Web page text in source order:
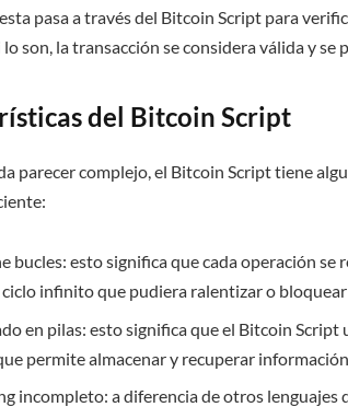
pasa a través del Bitcoin Script para
son, la transacción se considera válida y se
del Bitcoin Script
parecer complejo, el Bitcoin Script tiene
bucles: esto significa que cada operación se
infinito que pudiera ralentizar o bloquear
en pilas: esto significa que el Bitcoin
permite almacenar y recuperar
incompleto: a diferencia de otros